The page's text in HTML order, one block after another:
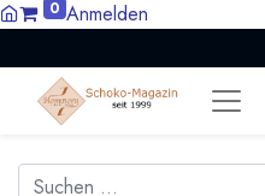
0 Anmelden